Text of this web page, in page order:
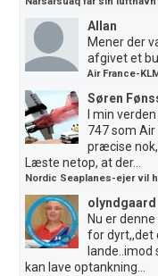
Allan
Mener der
afgivet et
Air France-
Søren
I min
747 som
præcise
Læste netop, at der...
Nordic Seaplanes-ejer vil
olyndgaard
Nu er
for dyrt,,det
kan lave optankning...